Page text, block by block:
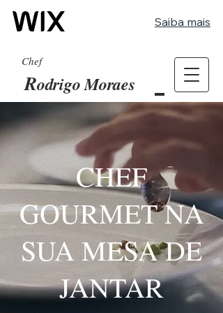
Saiba mais